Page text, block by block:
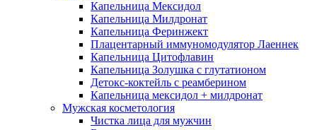
Капельница Мексидол
Капельница Милдронат
Капельница Феринжект
Плацентарный иммуномодулятор Лаеннек
Капельница Цитофлавин
Капельница Золушка с глутатионом
Детокс-коктейль с реамберином
Капельница мексидол + милдронат
Мужская косметология
Чистка лица для мужчин